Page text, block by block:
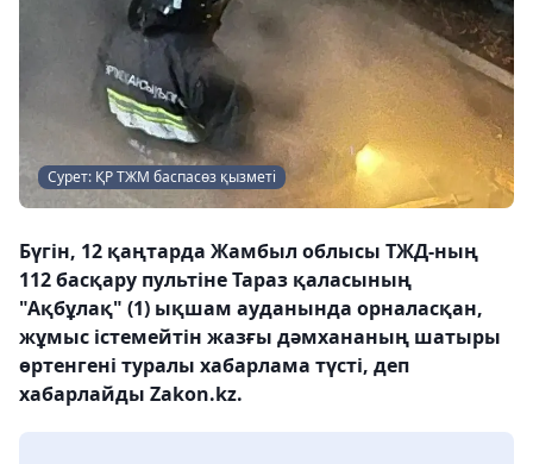
Сурет: ҚР ТЖМ баспасөз қызметі
Бүгін, 12 қаңтарда Жамбыл облысы ТЖД-ның
112 басқару пультіне Тараз қаласының
"Ақбұлақ" (1) ықшам ауданында орналасқан,
жұмыс істемейтін жазғы дәмхананың шатыры
өртенгені туралы хабарлама түсті, деп
хабарлайды Zakon.kz.